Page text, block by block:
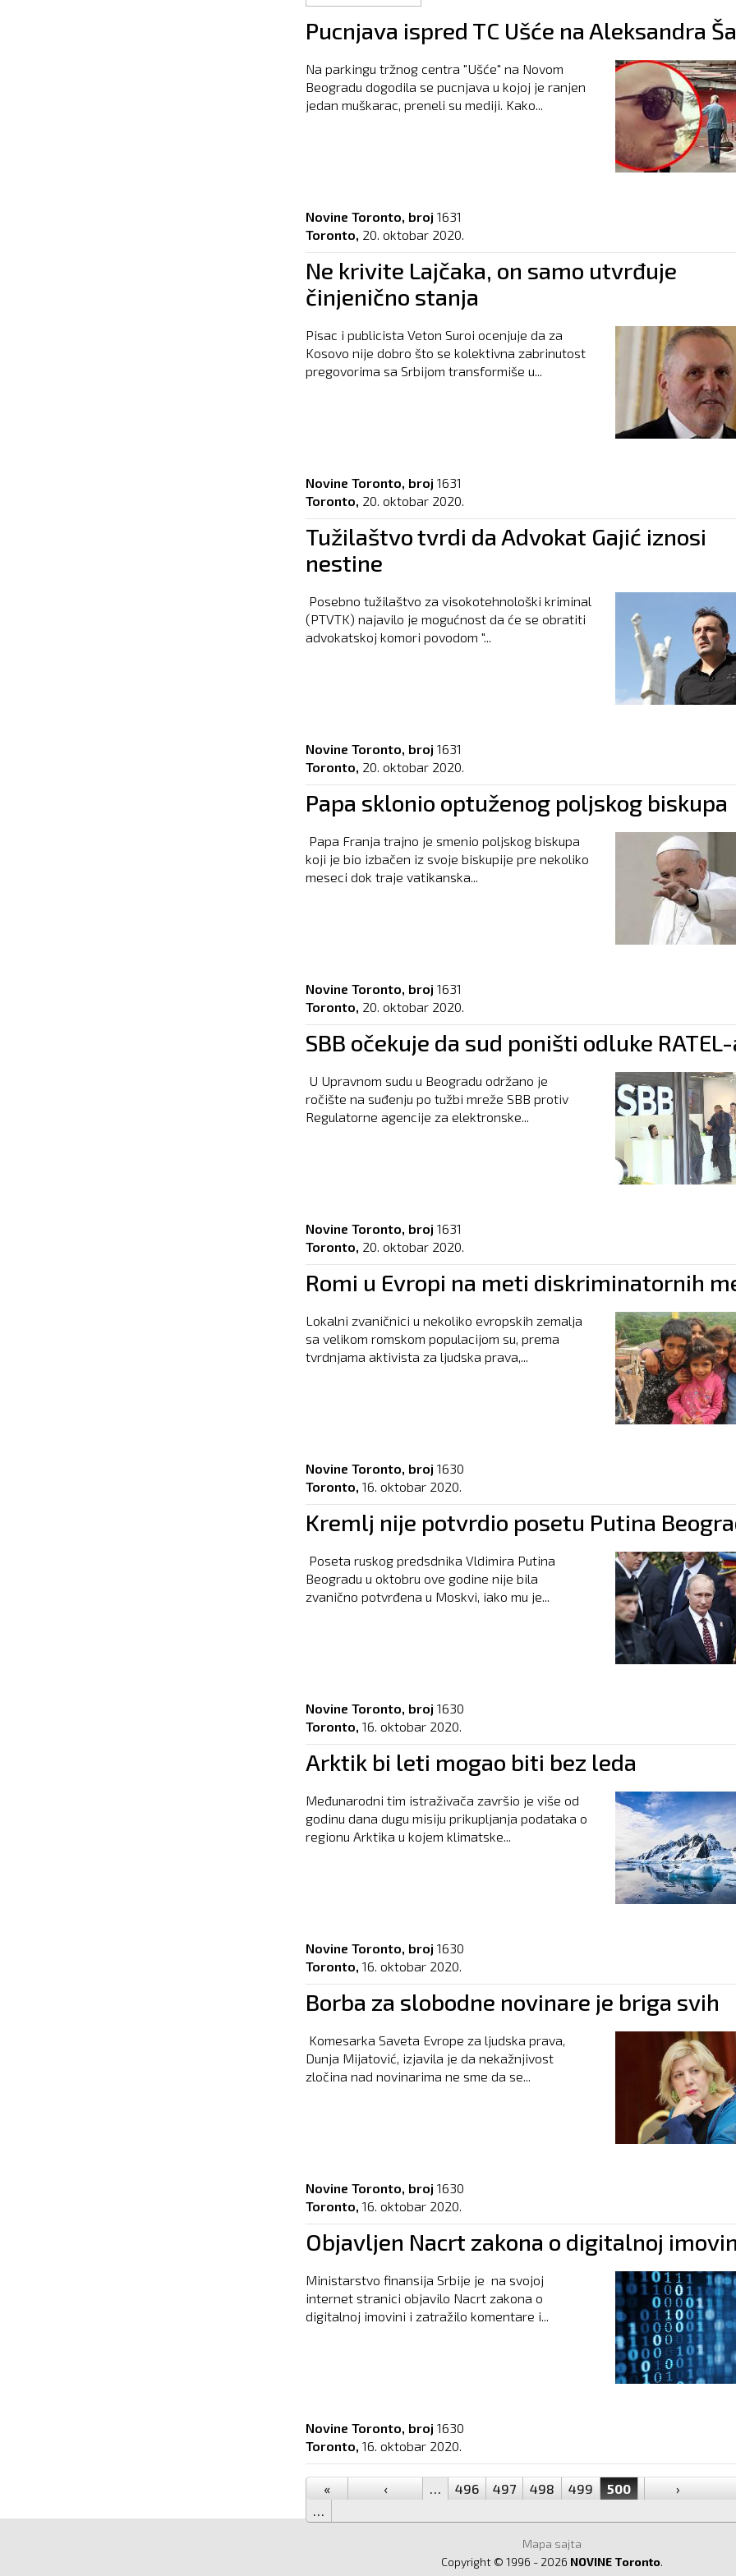
Pucnjava ispred TC Ušće na Aleksandra
Na parkingu tržnog centra "Ušće" na Novom
Beogradu dogodila se pucnjava u kojoj je ranjen
jedan muškarac, preneli su mediji. Kako...
Novine Toronto, broj 1631
Toronto, 20. oktobar 2020.
Ne krivite Lajčaka, on samo utvrđuje
činjenično stanja
Pisac i publicista Veton Suroi ocenjuje da za
Kosovo nije dobro što se kolektivna zabrinutost
pregovorima sa Srbijom transformiše u...
Novine Toronto, broj 1631
Toronto, 20. oktobar 2020.
Tužilaštvo tvrdi da Advokat Gajić iznosi
nestine
Posebno tužilaštvo za visokotehnološki kriminal
(PTVTK) najavilo je mogućnost da će se obratiti
advokatskoj komori povodom "...
Novine Toronto, broj 1631
Toronto, 20. oktobar 2020.
Papa sklonio optuženog poljskog biskupa
Papa Franja trajno je smenio poljskog biskupa
koji je bio izbačen iz svoje biskupije pre nekoliko
meseci dok traje vatikanska...
Novine Toronto, broj 1631
Toronto, 20. oktobar 2020.
SBB očekuje da sud poništi odluke
U Upravnom sudu u Beogradu održano je
ročište na suđenju po tužbi mreže SBB protiv
Regulatorne agencije za elektronske...
Novine Toronto, broj 1631
Toronto, 20. oktobar 2020.
Romi u Evropi na meti diskriminatornih
Lokalni zvaničnici u nekoliko evropskih zemalja
sa velikom romskom populacijom su, prema
tvrdnjama aktivista za ljudska prava,...
Novine Toronto, broj 1630
Toronto, 16. oktobar 2020.
Kremlj nije potvrdio posetu Putina
Poseta ruskog predsdnika Vldimira Putina
Beogradu u oktobru ove godine nije bila
zvanično potvrđena u Moskvi, iako mu je...
Novine Toronto, broj 1630
Toronto, 16. oktobar 2020.
Arktik bi leti mogao biti bez leda
Međunarodni tim istraživača završio je više od
godinu dana dugu misiju prikupljanja podataka o
regionu Arktika u kojem klimatske...
Novine Toronto, broj 1630
Toronto, 16. oktobar 2020.
Borba za slobodne novinare je briga svih
Komesarka Saveta Evrope za ljudska prava,
Dunja Mijatović, izjavila je da nekažnjivost
zločina nad novinarima ne sme da se...
Novine Toronto, broj 1630
Toronto, 16. oktobar 2020.
Objavljen Nacrt zakona o digitalnoj
Ministarstvo finansija Srbije je na svojoj
internet stranici objavilo Nacrt zakona o
digitalnoj imovini i zatražilo komentare i...
Novine Toronto, broj 1630
Toronto, 16. oktobar 2020.
Pages
« ‹ 496 497 498 499 500 502
›
Mapa sajta
Copyright © 1996 - 2026 NOVINE Toronto.